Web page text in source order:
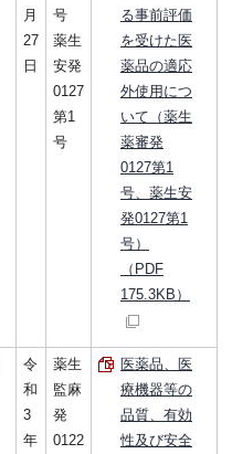
月
27
日
号
薬生
安発
0127
第1
号
る事前評価
を受けた医
薬品の適応
外使用につ
いて（薬生
薬審発
0127第1
号、薬生安
発0127第1
号）
（PDF
175.3KB）
令
和
3
年
薬生
監麻
発
0122
医薬品、医
療機器等の
品質、有効
性及び安全